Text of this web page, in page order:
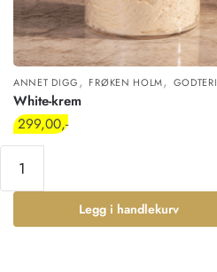
ANNET DIGG, FRØKEN HOLM, GODTERI
White-krem
299,00
Legg i handlekurv